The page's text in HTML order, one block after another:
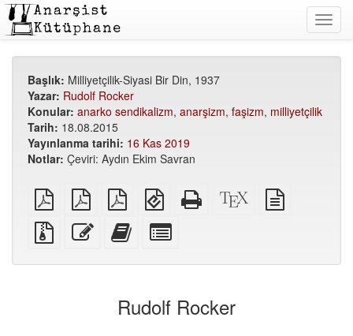
Başlık: Milliyetçilik-Siyasi Bir Din, 1937
Yazar: Rudolf Rocker
Konular: anarko sendikalizm, anarşizm, faşizm, milliyetçilik
Tarih: 18.08.2015
Yayınlanma tarihi: 16 Kas 2019
Notlar: Çeviri: Aydın Ekim Savran
Düz
PDF
A5
PDF
A6
PDF
EPUB
(mobil
cihazlar
için)
Bağımsız
HTML
XeLaTeX
kaynak
Ek
dosyalarla
kaynak
metni
Bu
metni
yapıcıyatek
parçaları
seç
Rudolf Rocker